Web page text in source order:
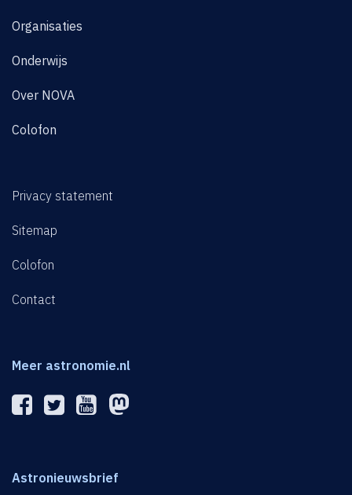
Organisaties
Onderwijs
Over NOVA
Colofon
Privacy statement
Sitemap
Colofon
Contact
Meer astronomie.nl
Astronieuwsbrief